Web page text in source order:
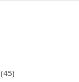
(45)